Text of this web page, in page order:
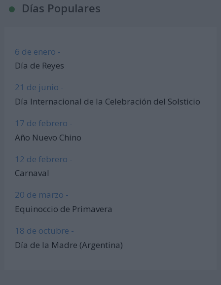
Días Populares
6 de enero -
Día de Reyes
21 de junio -
Día Internacional de la Celebración del Solsticio
17 de febrero -
Año Nuevo Chino
12 de febrero -
Carnaval
20 de marzo -
Equinoccio de Primavera
18 de octubre -
Día de la Madre (Argentina)